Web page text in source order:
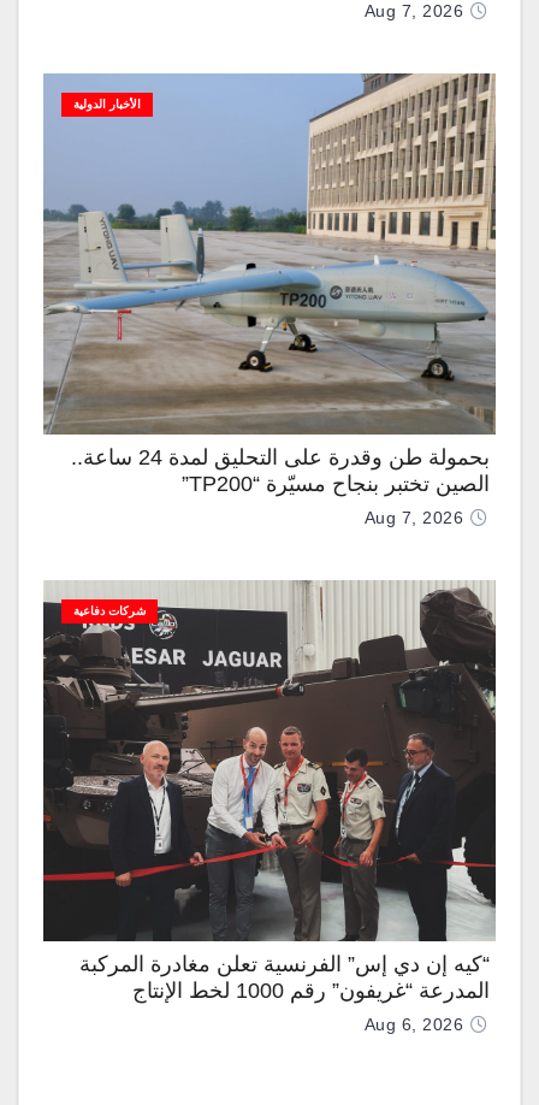
Aug 7, 2026
الأخبار الدولية
بحمولة طن وقدرة على التحليق لمدة 24 ساعة..
الصين تختبر بنجاح مسيّرة “TP200”
Aug 7, 2026
شركات دفاعية
“كيه إن دي إس” الفرنسية تعلن مغادرة المركبة
المدرعة “غريفون” رقم 1000 لخط الإنتاج
Aug 6, 2026